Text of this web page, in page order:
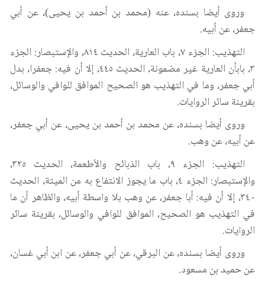
وروى أيضا بسنده، عنه (محمد بن أحمد بن يحيى)، عن أبي
جعفر، عن أبيه.
التهذيب: الجزء ٧، باب العارية، الحديث ٨١٤، والإستبصار: الجزء
٣، بابأن العارية غير مضمونة، الحديث ٤٤٥، إلا أن فيه: جعفرا، بدل
أبي جعفر، وما في التهذيب هو الصحيح الموافق للوافي والوسائل،
بقرينة سائر الروايات.
وروى أيضا بسنده، عن محمد بن أحمد بن يحيى، عن أبي جعفر،
عن أبيه، عن وهب.
التهذيب: الجزء ٩، باب الذبائح والأطعمة، الحديث ٣٢٥،
والإستبصار: الجزء ٤، باب ما يجوز الانتفاع به من الميتة، الحديث
٣٤٠، إلا أن فيه: أبا جعفر، عن وهب بلا واسطة أبيه، والظاهر أن ما
في التهذيب هو الصحيح، الموافق للوافي والوسائل، بقرينة سائر
الروايات.
وروى أيضا بسنده، عن البرقي، عن أبي جعفر، عن ابن أبي غسان،
عن حميد بن مسعود.